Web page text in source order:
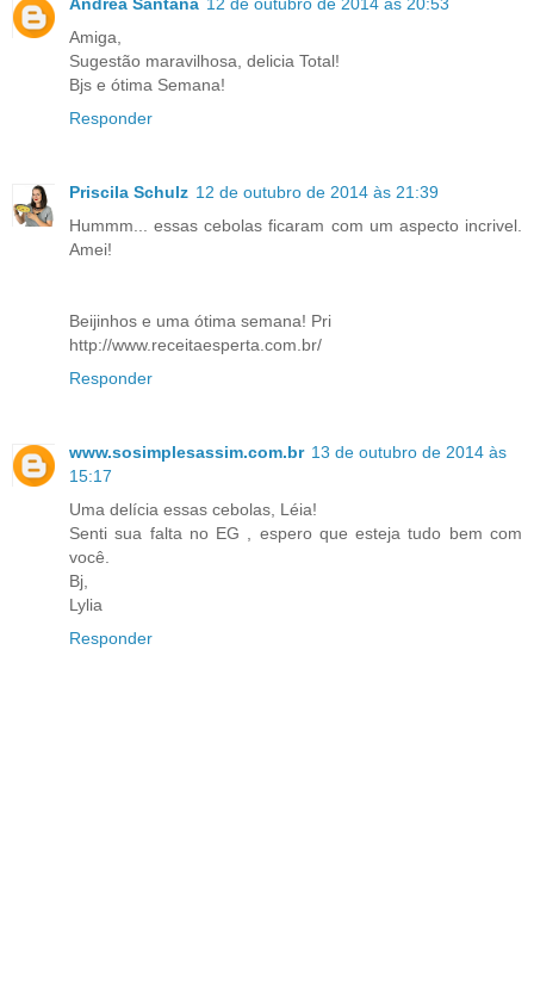
Amiga,
Sugestão maravilhosa, delicia Total!
Bjs e ótima Semana!
Responder
Priscila Schulz 12 de outubro de 2014 às 21:39
Hummm... essas cebolas ficaram com um aspecto incrivel.
Amei!
Beijinhos e uma ótima semana! Pri
http://www.receitaesperta.com.br/
Responder
www.sosimplesassim.com.br 13 de outubro de 2014 às
15:17
Uma delícia essas cebolas, Léia!
Senti sua falta no EG , espero que esteja tudo bem com
você.
Bj,
Lylia
Responder